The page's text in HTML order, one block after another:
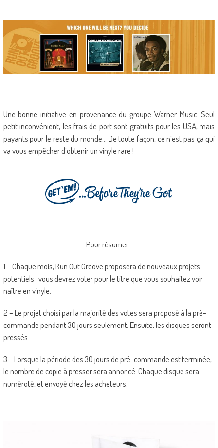
Une bonne initiative en provenance du groupe Warner Music. Seul
petit inconvénient, les frais de port sont gratuits pour les USA, mais
payants pour le reste du monde… De toute façon, ce n’est pas ça qui
va vous empêcher d’obtenir un vinyle rare !
Pour résumer :
1 – Chaque mois, Run Out Groove proposera de nouveaux projets
potentiels : vous devrez voter pour le titre que vous souhaitez voir
naître en vinyle.
2 – Le projet choisi par la majorité des votes sera proposé à la pré-
commande pendant 30 jours seulement. Ensuite, les disques seront
pressés.
3 – Lorsque la période des 30 jours de pré-commande est terminée,
le nombre de copie à presser sera annoncé. Chaque disque sera
numéroté, et envoyé chez les acheteurs.